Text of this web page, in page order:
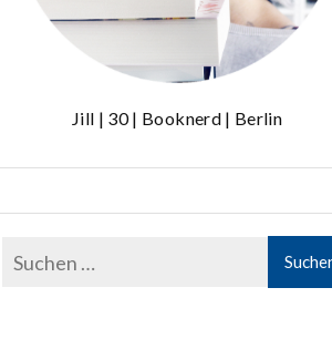
Jill | 30 | Booknerd | Berlin